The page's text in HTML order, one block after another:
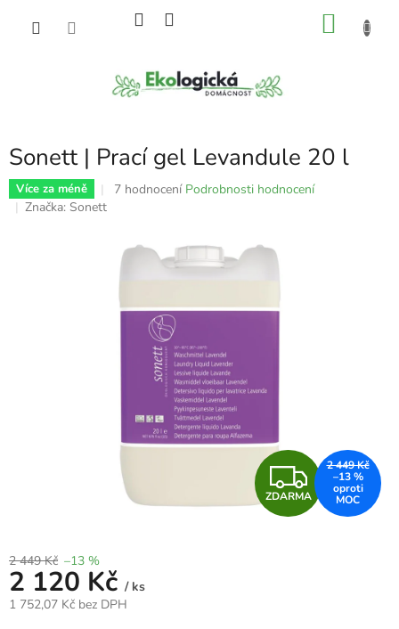
Sonett | Prací gel Levandule 20 l
Více za méně
Průměrné
4,4
hvězdiček.
7 hodnocení Podrobnosti hodnocení
Značka: Sonett
Z
D
ZDARMA
2 449 Kč
–13 %
2 449 Kč –13 %
2 120 Kč / ks
1 752,07 Kč bez DPH